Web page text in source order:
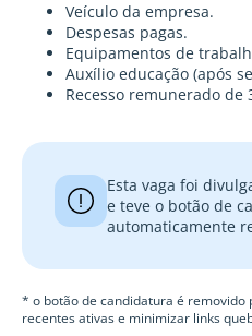
Veículo da empresa.
Despesas pagas.
Equipamentos de
Auxílio educação (após
Recesso remunerado de
Esta vaga foi
e teve o botão de
automaticamente
* o botão de candidatura é removido
recentes ativas e minimizar links